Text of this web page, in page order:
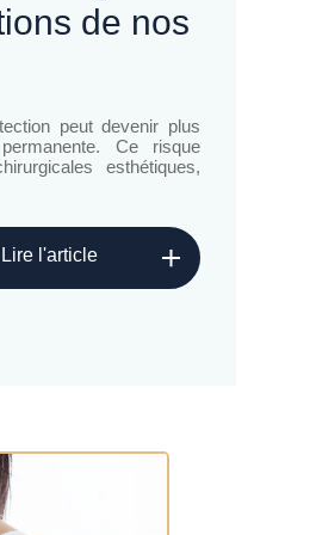
de nos
peut devenir plus
Ce risque
esthétiques,
Lire l'article